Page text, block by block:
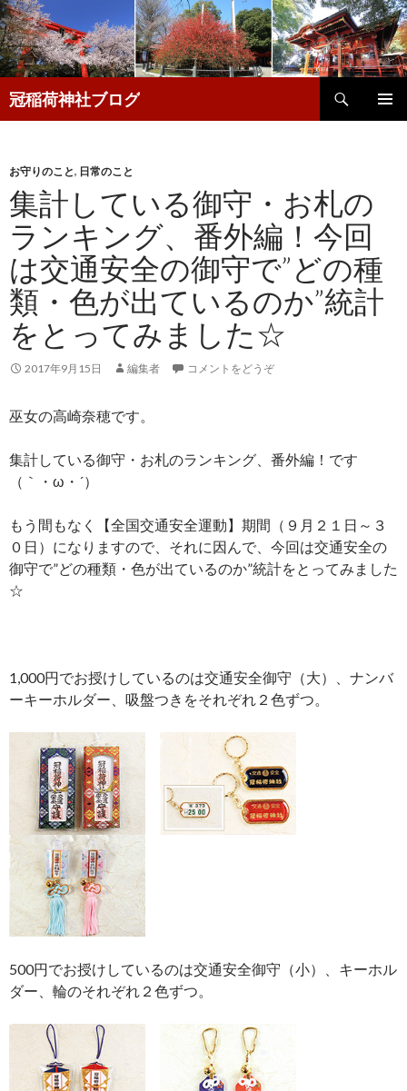
冠稲荷神社ブログ
索
ン
ツ
へ
移
動
お守りのこと, 日常のこと
集計している御守・お札の
ランキング、番外編！今回
は交通安全の御守で”どの種
類・色が出ているのか”統計
をとってみました☆
2017年9月15日 編集者 コメントをどうぞ
巫女の高崎奈穂です。
集計している御守・お札のランキング、番外編！です
（｀・ω・´）
もう間もなく【全国交通安全運動】期間（９月２１日～３
０日）になりますので、それに因んで、今回は交通安全の
御守で”どの種類・色が出ているのか”統計をとってみました
☆
1,000円でお授けしているのは交通安全御守（大）、ナンバ
ーキーホルダー、吸盤つきをそれぞれ２色ずつ。
500円でお授けしているのは交通安全御守（小）、キーホル
ダー、輪のそれぞれ２色ずつ。